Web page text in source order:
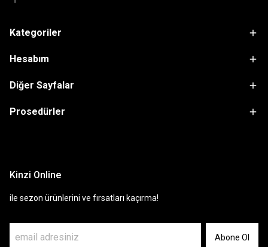
Kategoriler
Hesabım
Diğer Sayfalar
Prosedürler
Kinzi Online
ile sezon ürünlerini ve fırsatları kaçırma!
Abone Ol